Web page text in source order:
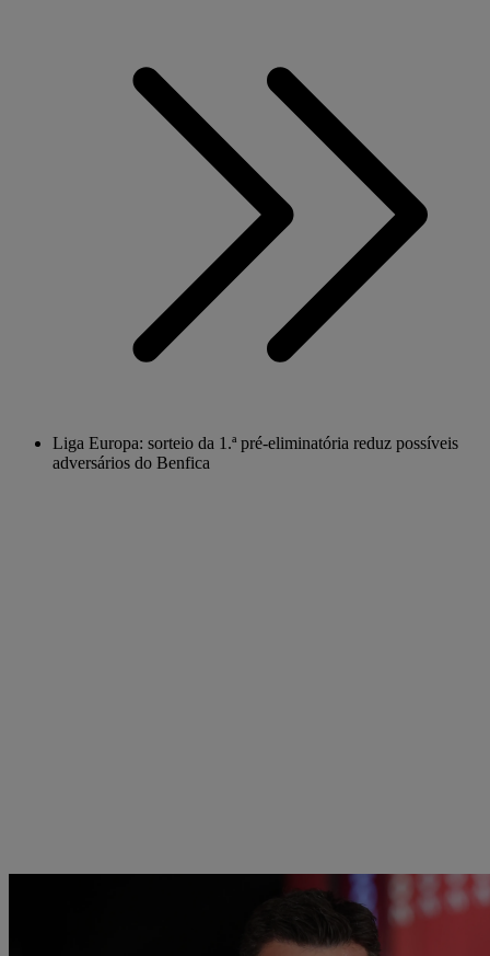
Liga Europa: sorteio da 1.ª pré-eliminatória reduz possíveis
adversários do Benfica